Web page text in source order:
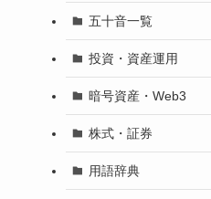
五十音一覧
投資・資産運用
暗号資産・Web3
株式・証券
用語辞典